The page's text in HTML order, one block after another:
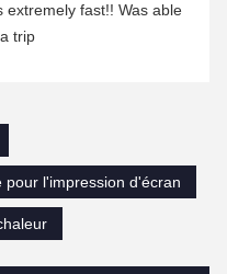
extremely fast!! Was able
trip
l'impression d'écran